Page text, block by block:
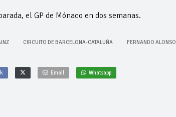
el GP de Mónaco en dos semanas.
CIRCUITO DE BARCELONA-CATALUÑA FERNANDO ALONSO
Email Whatsapp